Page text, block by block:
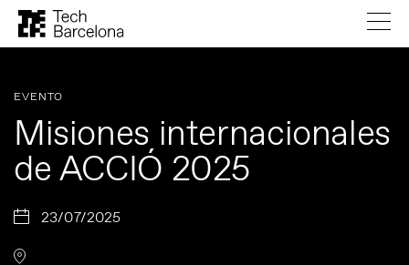
EVENTO
Misiones internacionales
de ACCIÓ 2025
23/07/2025